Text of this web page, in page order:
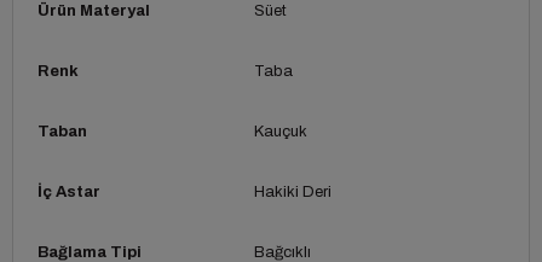
Ürün Materyal Süet
Renk Taba
Taban Kauçuk
İç Astar Hakiki Deri
Bağlama Tipi Bağcıklı